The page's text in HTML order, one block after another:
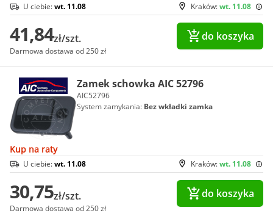
Kraków:wt. 11.08
U ciebie:wt. 11.08
41,84zł/szt.
Darmowa dostawa od 250 zł
do koszyka
Zamek schowka AIC 52796
AIC52796
System zamykania: Bez wkładki zamka
Kup na raty
Kraków:wt. 11.08
U ciebie:wt. 11.08
30,75zł/szt.
Darmowa dostawa od 250 zł
do koszyka